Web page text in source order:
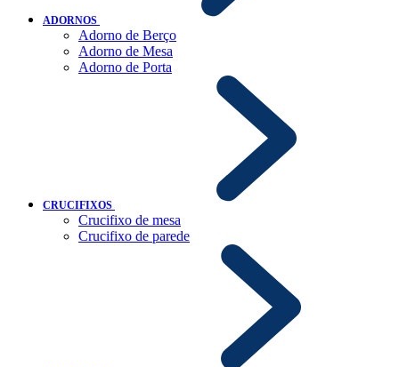
ADORNOS
Adorno de Berço
Adorno de Mesa
Adorno de Porta
CRUCIFIXOS
Crucifixo de mesa
Crucifixo de parede